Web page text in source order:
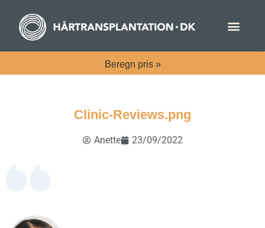
Beregn pris »
Clinic-Reviews.png
Anette 23/09/2022